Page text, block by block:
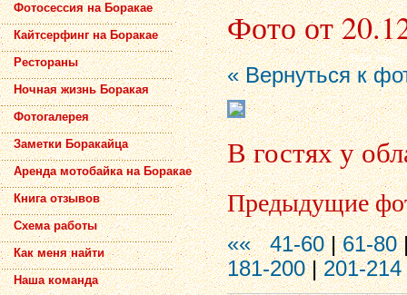
Фотосессия на Боракае
Кайтсерфинг на Боракае
Рестораны
Ночная жизнь Боракая
Фотогалерея
Заметки Боракайца
Аренда мотобайка на Боракае
Книга отзывов
Схема работы
Как меня найти
Наша команда
Фото от
« Вернуться к
В гостях у
Предыдущие
«« 41-60|61-80
181-200|201-214